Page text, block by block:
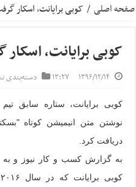
صفحه اصلی / کوبی برایانت، اسکار
کوبی برایانت،
۱۳۹۶/۱۲/۱۴ ۱۳:۲۷ دسته‌بندی
کوبی برایانت، ستاره سابق
نوشتن متن انیمیشن کوتاه
دریافت کرد.